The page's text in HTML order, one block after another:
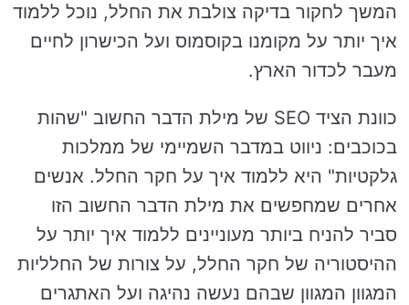
המשך לחקור בדיקה צולבת את החלל, נוכל ללמוד
איך יותר על מקומנו בקוסמוס ועל הכישרון לחיים
מעבר לכדור הארץ.
כוונת הציד SEO של מילת הדבר החשוב "שהות
בכוכבים: ניווט במדבר השמיימי של ממלכות
גלקטיות" היא ללמוד איך על חקר החלל. אנשים
אחרים שמחפשים את מילת הדבר החשוב הזו
סביר להניח ביותר מעוניינים ללמוד איך יותר על
ההיסטוריה של חקר החלל, על צורות של החלליות
המגוון המגוון שבהם נעשה נהיגה ועל האתגרים